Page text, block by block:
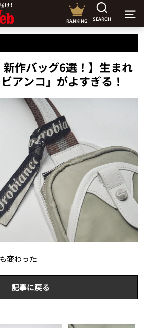
RANKING SEARCH
新作バッグ6選！】生まれ
アンコ」がよすぎる！
変わった
記事に戻る